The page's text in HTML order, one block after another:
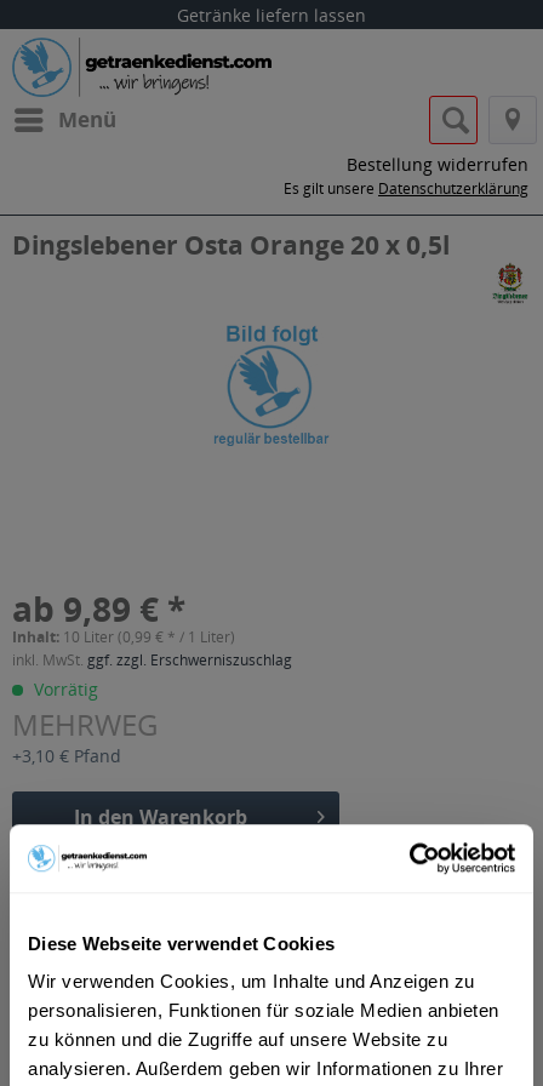
Diese Webseite verwendet Cookies
Wir verwenden Cookies, um Inhalte und Anzeigen zu
personalisieren, Funktionen für soziale Medien anbieten
zu können und die Zugriffe auf unsere Website zu
analysieren. Außerdem geben wir Informationen zu Ihrer
Getränke liefern lassen
Menü
Bestellung widerrufen
Es gilt unsere Datenschutzerklärung
Dingslebener Osta Orange 20 x 0,5l
ab 9,89 € *
Inhalt: 10 Liter (0,99 € * / 1 Liter)
inkl. MwSt. ggf. zzgl. Erschwerniszuschlag
Vorrätig
MEHRWEG
+3,10 € Pfand
In den Warenkorb
Artikel-Nr.:
Beschreibung
mehr
"Dingslebener Osta Orange 20 x 0,5l"